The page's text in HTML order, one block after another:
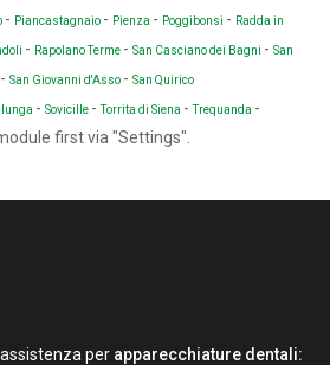
- Piancastagnaio - Pienza - Poggibonsi - Radda in
- Rapolano Terme - San Casciano dei Bagni - San
- San Giovanni d'Asso - San Quirico
- Sovicille -Torrita di Siena -Trequanda -
first via "Settings".
per apparecchiature dentali: